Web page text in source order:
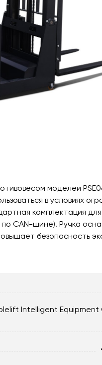
моделей
в условиях
комплектация
CAN-шине). Ручка
безопасность
Intelligent Equipment